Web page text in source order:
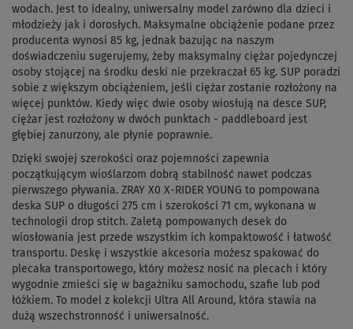
wodach. Jest to idealny, uniwersalny model zarówno dla dzieci i
młodzieży jak i dorosłych. Maksymalne obciążenie podane przez
producenta wynosi 85 kg, jednak bazując na naszym
doświadczeniu sugerujemy, żeby maksymalny ciężar pojedynczej
osoby stojącej na środku deski nie przekraczał 65 kg. SUP poradzi
sobie z większym obciążeniem, jeśli ciężar zostanie rozłożony na
więcej punktów. Kiedy więc dwie osoby wiosłują na desce SUP,
ciężar jest rozłożony w dwóch punktach - paddleboard jest
głębiej zanurzony, ale płynie poprawnie.
Dzięki swojej szerokości oraz pojemności zapewnia
początkującym wioślarzom dobrą stabilność nawet podczas
pierwszego pływania. ZRAY X0 X-RIDER YOUNG to pompowana
deska SUP o długości 275 cm i szerokości 71 cm, wykonana w
technologii drop stitch. Zaletą pompowanych desek do
wiosłowania jest przede wszystkim ich kompaktowość i łatwość
transportu. Deskę i wszystkie akcesoria możesz spakować do
plecaka transportowego, który możesz nosić na plecach i który
wygodnie zmieści się w bagażniku samochodu, szafie lub pod
łóżkiem. To model z kolekcji Ultra All Around, która stawia na
dużą wszechstronność i uniwersalność.